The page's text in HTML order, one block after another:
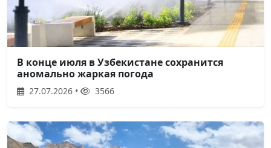
В конце июля в Узбекистане сохранится
аномально жаркая погода
27.07.2026 • 3566